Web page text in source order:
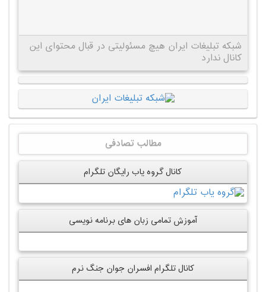
شبکه تبلیغات ایران هیچ مسئولیتی در قبال محتوای این
کانال ندارد
مطالب تصادفی
کانال گروه یاب رایگان تلگرام
آموزش تمامی زبان های برنامه نویسی
کانال تلگرام افسران جوان جنگ نرم